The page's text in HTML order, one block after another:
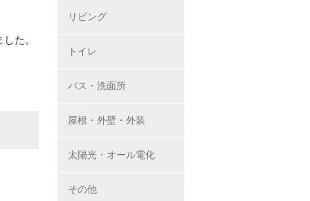
た。
リビング
トイレ
バス・洗面所
屋根・外壁・外装
太陽光・オール電化
その他